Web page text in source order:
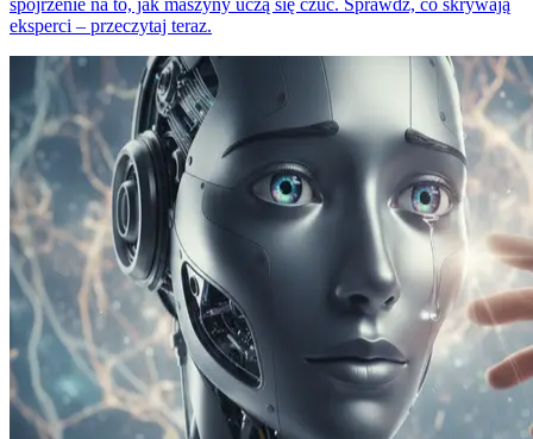
spojrzenie na to, jak maszyny uczą się czuć. Sprawdź, co skrywają
eksperci – przeczytaj teraz.